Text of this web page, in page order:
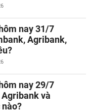
nay 31/7
Agribank,
nay 29/7
và